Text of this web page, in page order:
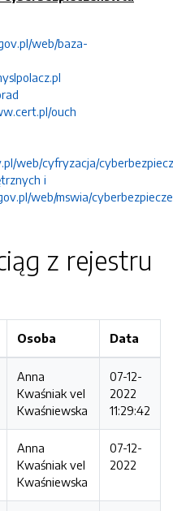
web/baza-
ouch
web/cyfryzacja/
i
web/mswia/
z rejestru
Osoba Data
Anna
Kwaśniak vel
Kwaśniewska
07-12-
2022
11:29:42
Anna
Kwaśniak vel
Kwaśniewska
07-12-
2022